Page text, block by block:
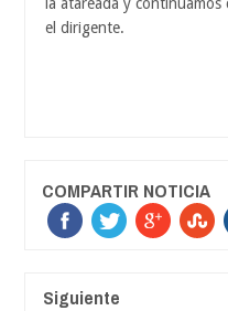
el dirigente.
COMPARTIR NOTICIA
Siguiente